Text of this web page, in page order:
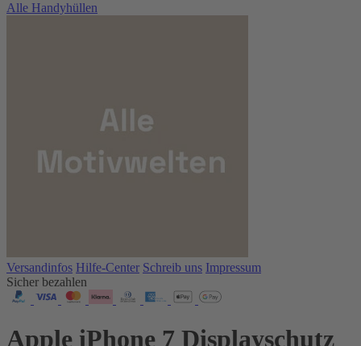
Alle Handyhüllen
Versandinfos Hilfe-Center Schreib uns Impressum
Sicher bezahlen
Apple iPhone 7 Displayschutz